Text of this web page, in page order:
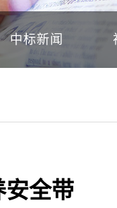
中标新闻
安全带